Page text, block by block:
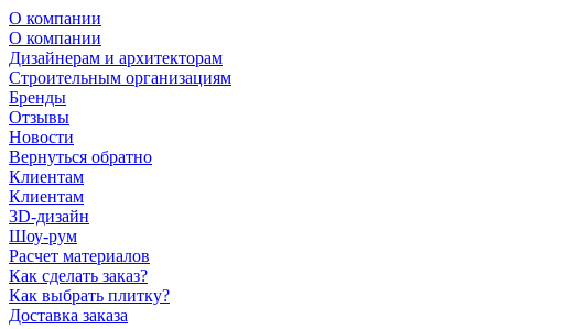
О компании
О компании
Дизайнерам и архитекторам
Строительным организациям
Бренды
Отзывы
Новости
Вернуться обратно
Клиентам
Клиентам
3D-дизайн
Шоу-рум
Расчет материалов
Как сделать заказ?
Как выбрать плитку?
Доставка заказа